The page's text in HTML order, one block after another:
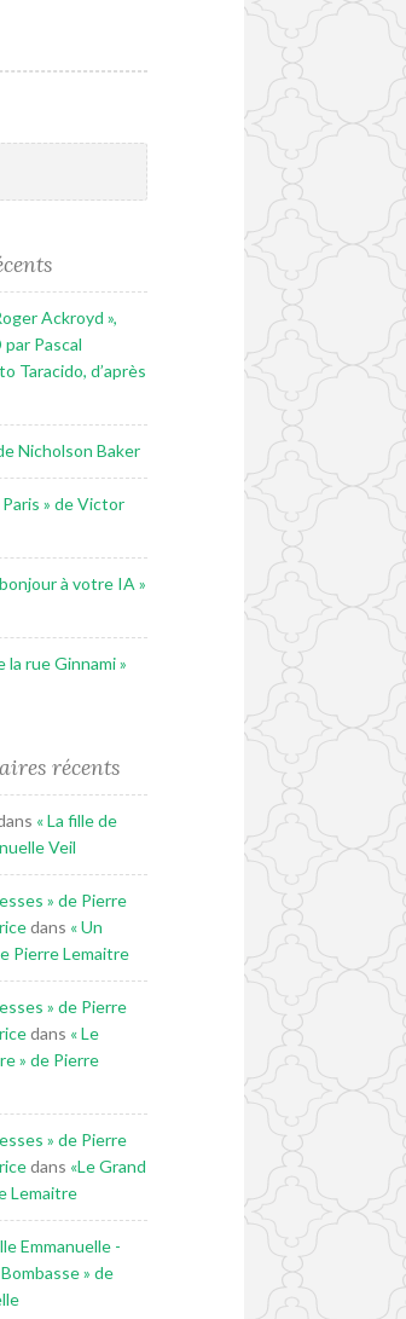
Ackroyd »,
Pascal
Taracido, d’après
Nicholson Baker
» de Victor
à votre IA »
la rue Ginnami »
récents
« La fille de
Veil
» de Pierre
dans « Un
Pierre Lemaitre
» de Pierre
dans « Le
» de Pierre
» de Pierre
dans «Le Grand
Lemaitre
Emmanuelle -
Bombasse » de